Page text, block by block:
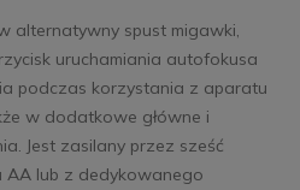
alternatywny spust migawki,
uruchamiania autofokusa
podczas korzystania z aparatu
w dodatkowe główne i
Jest zasilany przez sześć
lub z dedykowanego